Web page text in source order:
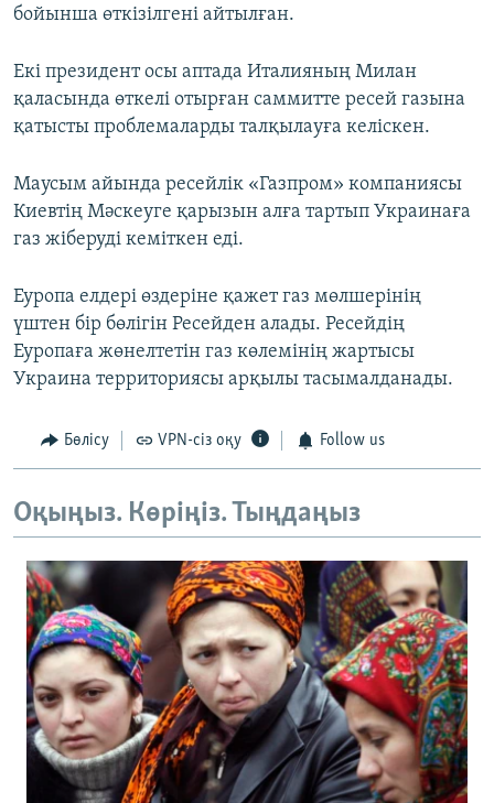
бойынша өткізілгені айтылған.
Екі президент осы аптада Италияның Милан
қаласында өткелі отырған саммитте ресей газына
қатысты проблемаларды талқылауға келіскен.
Маусым айында ресейлік «Газпром» компаниясы
Киевтің Мәскеуге қарызын алға тартып Украинаға
газ жіберуді кеміткен еді.
Еуропа елдері өздеріне қажет газ мөлшерінің
үштен бір бөлігін Ресейден алады. Ресейдің
Еуропаға жөнелтетін газ көлемінің жартысы
Украина территориясы арқылы тасымалданады.
Бөлісу VPN-сіз оқу Follow us
Оқыңыз. Көріңіз. Тыңдаңыз